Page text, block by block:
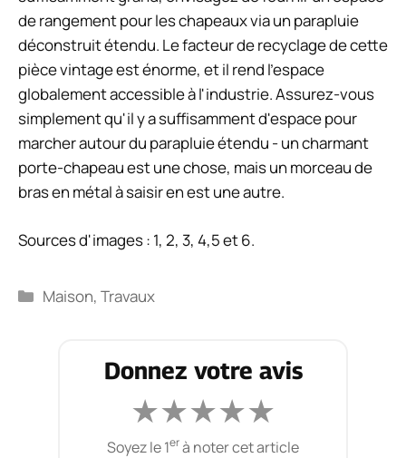
de rangement pour les chapeaux via un parapluie
déconstruit étendu. Le facteur de recyclage de cette
pièce vintage est énorme, et il rend l'espace
globalement accessible à l'industrie. Assurez-vous
simplement qu'il y a suffisamment d'espace pour
marcher autour du parapluie étendu - un charmant
porte-chapeau est une chose, mais un morceau de
bras en métal à saisir en est une autre.
Sources d'images : 1, 2, 3, 4,5 et 6.
Catégories
Maison,Travaux
Donnez votre avis
★★★★★
Soyez le 1erà noter cet article